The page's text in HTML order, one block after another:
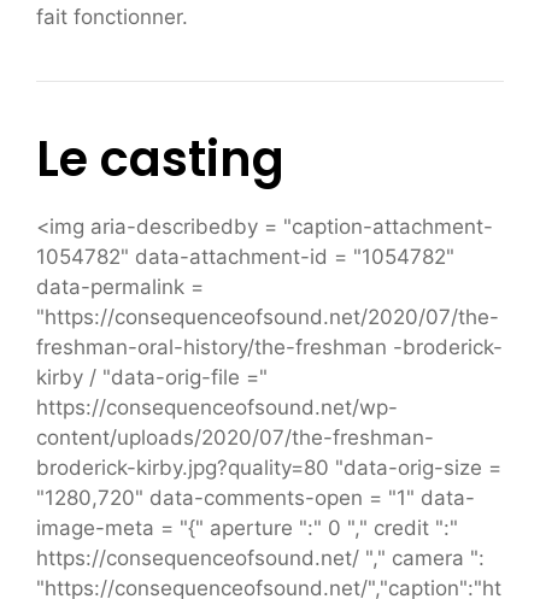
fait fonctionner.
Le casting
<img aria-describedby = "caption-attachment-
1054782" data-attachment-id = "1054782"
data-permalink =
"https://consequenceofsound.net/2020/07/the-
freshman-oral-history/the-freshman -broderick-
kirby / "data-orig-file ="
https://consequenceofsound.net/wp-
content/uploads/2020/07/the-freshman-
broderick-kirby.jpg?quality=80 "data-orig-size =
"1280,720" data-comments-open = "1" data-
image-meta = "{" aperture ":" 0 "," credit ":"
https://consequenceofsound.net/ "," camera ":
"https://consequenceofsound.net/","caption":"ht